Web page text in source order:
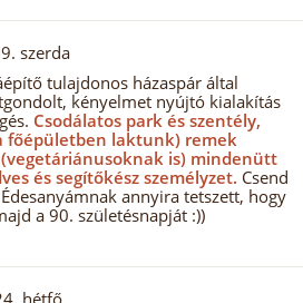
szerda
tulajdonos házaspár által
kényelmet nyújtó kialakítás
Csodálatos park és szentély,
főépületben laktunk) remek
is) mindenütt
és segítőkész személyzet. Csend
annyira tetszett, hogy
a 90. születésnapját :))
hétfő